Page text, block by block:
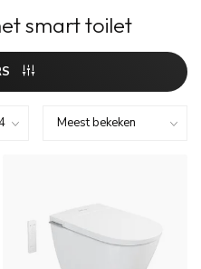
smart toilet